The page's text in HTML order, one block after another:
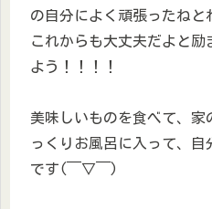
の自分によく頑張ったねと
これからも大丈夫だよと励
よう！！！！
美味しいものを食べて、家
っくりお風呂に入って、
です(￣▽￣)